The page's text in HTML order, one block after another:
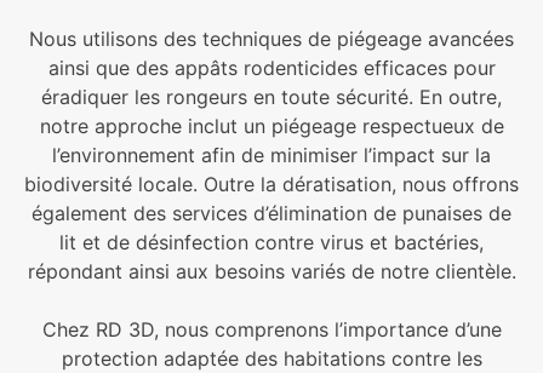
Nous utilisons des techniques de piégeage avancées
ainsi que des appâts rodenticides efficaces pour
éradiquer les rongeurs en toute sécurité. En outre,
notre approche inclut un piégeage respectueux de
l’environnement afin de minimiser l’impact sur la
biodiversité locale. Outre la dératisation, nous offrons
également des services d’élimination de punaises de
lit et de désinfection contre virus et bactéries,
répondant ainsi aux besoins variés de notre clientèle.
Chez RD 3D, nous comprenons l’importance d’une
protection adaptée des habitations contre les